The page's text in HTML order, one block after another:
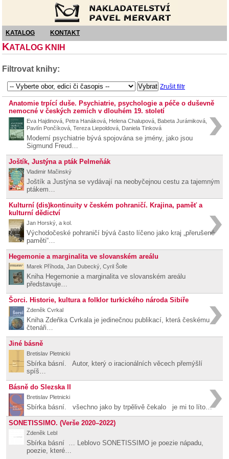
KATALOG KONTAKT
KATALOG KNIH
Filtrovat knihy:
Zrušit filtr
Anatomie trpící duše. Psychiatrie, psychologie a péče o duševně
nemocné v českých zemích v dlouhém 19. století
Eva Hajdinová, Petra Hanáková, Helena Chalupová, Babeta Jurámiková,
Pavlín Pončíková, Tereza Liepoldová, Daniela Tinková
Moderní psychiatrie bývá spojována se jmény, jako jsou
Sigmund Freud…
Joštík, Justýna a pták Pelmeňák
Vladimir Mačinský
Joštík a Justýna se vydávají na neobyčejnou cestu za tajemným
ptákem…
Kulturní (dis)kontinuity v českém pohraničí. Krajina, paměť a
kulturní dědictví
Jan Horský, a kol.
Východočeské pohraničí bývá často líčeno jako kraj „přerušené
paměti“…
Hegemonie a marginalita ve slovanském areálu
Marek Příhoda, Jan Dubecký, Cyril Šolle
Kniha Hegemonie a marginalita ve slovanském areálu
představuje…
Šorci. Historie, kultura a folklor turkického národa Sibiře
Zdeněk Cvrkal
Kniha Zdeňka Cvrkala je jedinečnou publikací, která českému
čtenáři…
Jiné básně
Bretislav Pletnicki
Sbírka básní. Autor, který o iracionálních věcech přemýšlí
spíš…
Básně do Slezska II
Bretislav Pletnicki
Sbírka básní. všechno jako by trpělivě čekalo je mi to líto…
SONETISSIMO. (Verše 2020–2022)
Zdeněk Lebl
Sbírka básní … Leblovo SONETISSIMO je poezie nápadu,
poezie, které…